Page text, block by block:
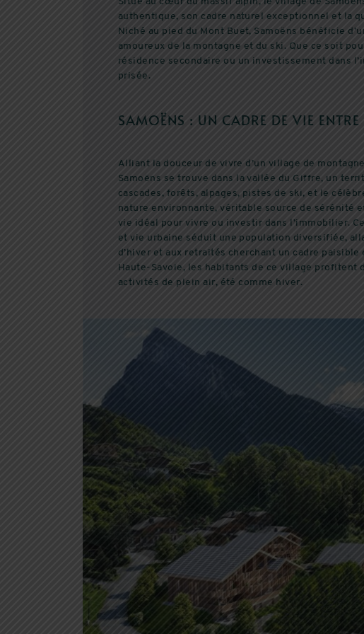
authentique, son cadre naturel exceptionnel et la
Niché au pied du Mont Buet, Samoëns bénéficie
amoureux de la montagne et du ski. Que ce soit
résidence secondaire ou un investissement dans
prisée.
SAMOËNS : UN CADRE DE VIE
Alliant la douceur de vivre d’un village de
Samoëns se trouve dans la vallée du Giffre, un
cascades, forêts, alpages, pistes de ski, et le
nature environnante, véritable source de sérénité
vie idéal pour vivre ou investir dans l’immobilier.
et vie urbaine séduit une population diversifiée,
d’hiver et aux retraités cherchant un cadre
Haute-Savoie, les habitants de ce village profitent
activités de plein air, été comme hiver.